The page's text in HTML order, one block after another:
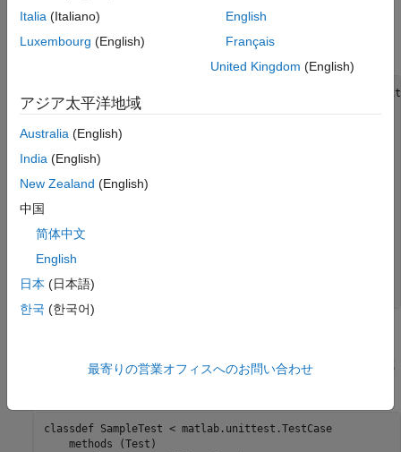
て、元の表示形式を復元します。
FormatHexFixture
ブロックで メソッドおよび
定義します。
classdef
FormatHexFixture <
properties (Access = private)
end
methods
function
            fixture.OriginalFormat = format;
end
end
作業フォルダーのファイルにテスト クラスSampleTest.m
を作成
classdef SampleTest < matlab.unittest.TestCase
methods (Test)
Italia (Italiano)
Luxembourg (English)
English
Français
United Kingdom (English)
アジア太平洋地域
Australia (English)
India (English)
New Zealand (English)
中国
简体中文
English
日本 (日本語)
한국 (한국어)
最寄りの営業オフィスへのお問い合わせ